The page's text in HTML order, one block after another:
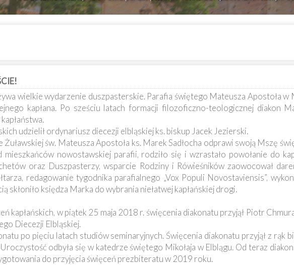
wielkie wydarzenie duszpasterskie. Parafia świętego Mateusza Apostoła w
kapłana. Po sześciu latach formacji filozoficzno-teologicznej diakon
udzielił ordynariusz diecezji elbląskiej ks. biskup Jacek Jezierski.
św. Mateusza Apostoła ks. Marek Sadłocha odprawi swoją Mszę
nowostawskiej parafii, rodziło się i wzrastało powołanie do
oraz Duszpasterzy, wsparcie Rodziny i Rówieśników zaowocował
redagowanie tygodnika parafialnego „Vox Populi Novostaviensis”,
skłoniło księdza Marka do wybrania niełatwej kapłańskiej drogi.
kapłańskich, w piątek 25 maja 2018 r. święcenia diakonatu przyjął Piotr
Diecezji Elbląskiej.
po pięciu latach studiów seminaryjnych. Święcenia diakonatu przyjął z rąk
odbyła się w katedrze świętego Mikołaja w Elblągu. Od teraz
do przyjęcia święceń prezbiteratu w 2019 roku.